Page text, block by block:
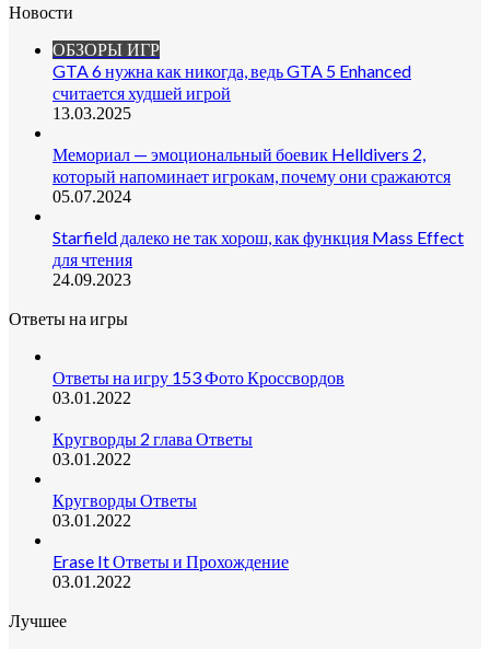
Новости
ОБЗОРЫ ИГР
GTA 6 нужна как никогда, ведь GTA 5 Enhanced
считается худшей игрой
13.03.2025
Мемориал — эмоциональный боевик Helldivers 2,
который напоминает игрокам, почему они сражаются
05.07.2024
Starfield далеко не так хорош, как функция Mass Effect
для чтения
24.09.2023
Ответы на игры
Ответы на игру 153 Фото Кроссвордов
03.01.2022
Кругворды 2 глава Ответы
03.01.2022
Кругворды Ответы
03.01.2022
Erase It Ответы и Прохождение
03.01.2022
Лучшее